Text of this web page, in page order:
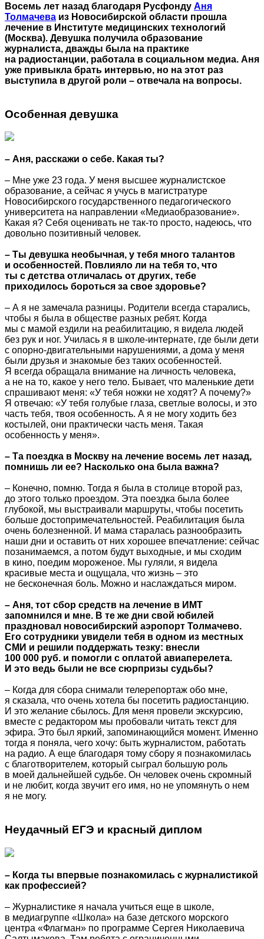
Восемь лет назад благодаря Русфонду Аня
Толмачева из Новосибирской области прошла
лечение в Институте медицинских технологий
(Москва). Девушка получила образование
журналиста, дважды была на практике
на радиостанции, работала в социальном медиа. Аня
уже привыкла брать интервью, но на этот раз
выступила в другой роли – отвечала на вопросы.
Особенная девушка
– Аня, расскажи о себе. Какая ты?
– Мне уже 23 года. У меня высшее журналистское
образование, а сейчас я учусь в магистратуре
Новосибирского государственного педагогического
университета на направлении «Медиаобразование».
Какая я? Себя оценивать не так-то просто, надеюсь, что
довольно позитивный человек.
– Ты девушка необычная, у тебя много талантов
и особенностей. Повлияло ли на тебя то, что
ты с детства отличалась от других, тебе
приходилось бороться за свое здоровье?
– А я не замечала разницы. Родители всегда старались,
чтобы я была в обществе разных ребят. Когда
мы с мамой ездили на реабилитацию, я видела людей
без рук и ног. Училась я в школе-интернате, где были дети
с опорно-двигательными нарушениями, а дома у меня
были друзья и знакомые без таких особенностей.
Я всегда обращала внимание на личность человека,
а не на то, какое у него тело. Бывает, что маленькие дети
спрашивают меня: «У тебя ножки не ходят? А почему?»
Я отвечаю: «У тебя голубые глаза, светлые волосы, и это
часть тебя, твоя особенность. А я не могу ходить без
костылей, они практически часть меня. Такая
особенность у меня».
– Та поездка в Москву на лечение восемь лет назад,
помнишь ли ее? Насколько она была важна?
– Конечно, помню. Тогда я была в столице второй раз,
до этого только проездом. Эта поездка была более
глубокой, мы выстраивали маршруты, чтобы посетить
больше достопримечательностей. Реабилитация была
очень болезненной. И мама старалась разнообразить
наши дни и оставить от них хорошее впечатление: сейчас
позанимаемся, а потом будут выходные, и мы сходим
в кино, поедим мороженое. Мы гуляли, я видела
красивые места и ощущала, что жизнь – это
не бесконечная боль. Можно и наслаждаться миром.
– Аня, тот сбор средств на лечение в ИМТ
запомнился и мне. В те же дни свой юбилей
праздновал новосибирский аэропорт Толмачево.
Его сотрудники увидели тебя в одном из местных
СМИ и решили поддержать тезку: внесли
100 000 руб. и помогли с оплатой авиаперелета.
И это ведь были не все сюрпризы судьбы?
– Когда для сбора снимали телерепортаж обо мне,
я сказала, что очень хотела бы посетить радиостанцию.
И это желание сбылось. Для меня провели экскурсию,
вместе с редактором мы пробовали читать текст для
эфира. Это был яркий, запоминающийся момент. Именно
тогда я поняла, чего хочу: быть журналистом, работать
на радио. А еще благодаря тому сбору я познакомилась
с благотворителем, который сыграл большую роль
в моей дальнейшей судьбе. Он человек очень скромный
и не любит, когда звучит его имя, но не упомянуть о нем
я не могу.
Неудачный ЕГЭ и красный диплом
– Когда ты впервые познакомилась с журналистикой
как профессией?
– Журналистике я начала учиться еще в школе,
в медиагруппе «Школа» на базе детского морского
центра «Флагман» по программе Сергея Николаевича